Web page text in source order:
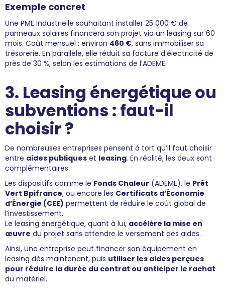
Exemple concret
Une PME industrielle souhaitant installer 25 000 € de
panneaux solaires financera son projet via un leasing sur 60
mois. Coût mensuel : environ 460 €, sans immobiliser sa
trésorerie. En parallèle, elle réduit sa facture d’électricité de
près de 30 %, selon les estimations de l’ADEME.
3. Leasing énergétique ou
subventions : faut-il
choisir ?
De nombreuses entreprises pensent à tort qu’il faut choisir
entre aides publiques et leasing. En réalité, les deux sont
complémentaires.
Les dispositifs comme le Fonds Chaleur (ADEME), le Prêt
Vert Bpifrance, ou encore les Certificats d’Économie
d’Énergie (CEE) permettent de réduire le coût global de
l’investissement.
Le leasing énergétique, quant à lui, accélère la mise en
œuvre du projet sans attendre le versement des aides.
Ainsi, une entreprise peut financer son équipement en
leasing dès maintenant, puis utiliser les aides perçues
pour réduire la durée du contrat ou anticiper le rachat
du matériel.